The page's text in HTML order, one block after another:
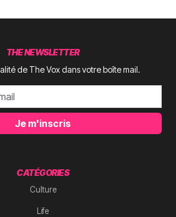
THE NEWSLETTER
de The Vox dans votre boîte mail.
Je m'inscris
CATÉGORIES
Culture
Life